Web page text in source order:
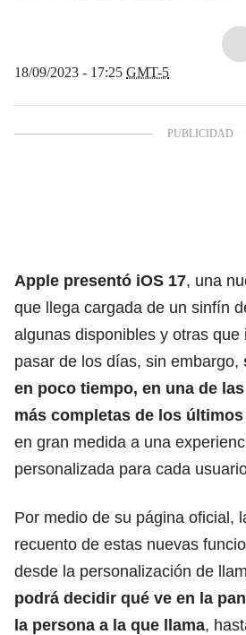
18/09/2023 - 17:25 GMT-5
Apple presentó iOS 17, una
que llega cargada de un sinfín
algunas disponibles y otras que
pasar de los días, sin embargo,
en poco tiempo, en una de
más completas de los
en gran medida a una
personalizada para cada
Por medio de su página oficial,
recuento de estas nuevas
desde la personalización de
podrá decidir qué ve en la
la persona a la que llama,